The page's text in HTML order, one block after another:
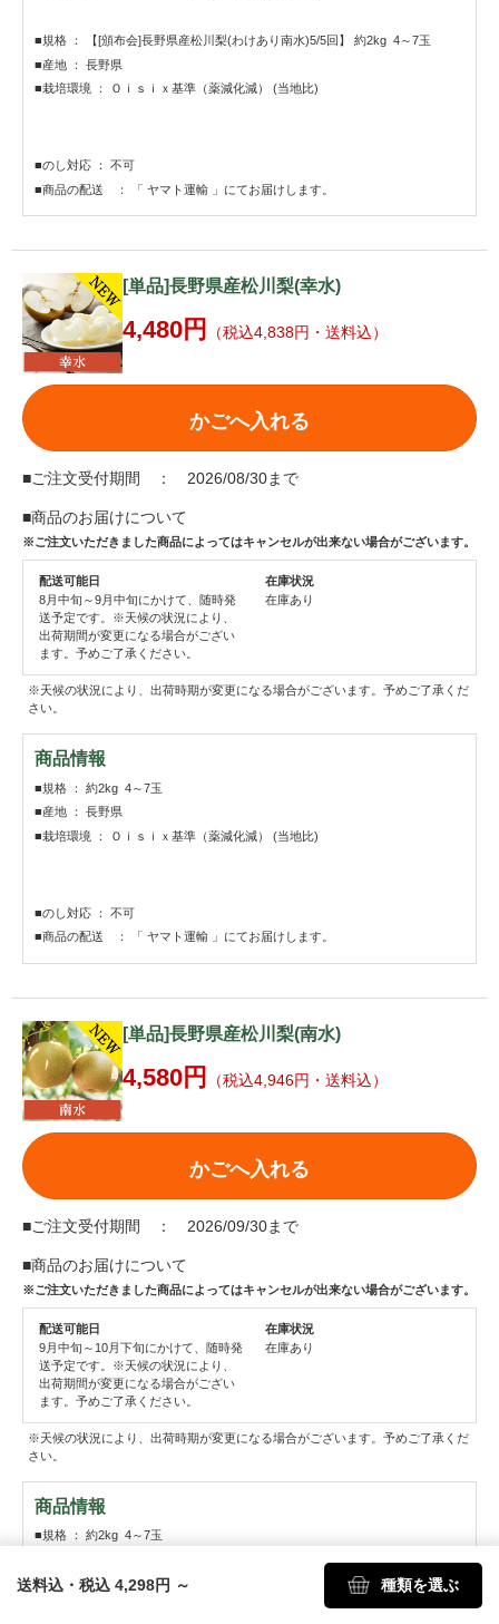
■規格 ： 【[頒布会]長野県産松川梨(わけあり南水)5/5回】 約2kg 4～7玉
■産地 ： 長野県
■栽培環境 ： Ｏｉｓｉｘ基準（薬減化減） (当地比)
■のし対応 ： 不可
■商品の配送 ： 「 ヤマト運輸 」にてお届けします。
[単品]長野県産松川梨(幸水)
4,480円 （税込4,838円・送料込）
かごへ入れる
■ご注文受付期間 ： 2026/08/30まで
■商品のお届けについて
※ご注文いただきました商品によってはキャンセルが出来ない場合がございます。
配送可能日
在庫状況
8月中旬～9月中旬にかけて、随時発
送予定です。※天候の状況により、
出荷期間が変更になる場合がござい
ます。予めご了承ください。
在庫あり
※天候の状況により、出荷時期が変更になる場合がございます。予めご了承くだ
さい。
商品情報
■規格 ： 約2kg 4～7玉
■産地 ： 長野県
■栽培環境 ： Ｏｉｓｉｘ基準（薬減化減） (当地比)
■のし対応 ： 不可
■商品の配送 ： 「 ヤマト運輸 」にてお届けします。
[単品]長野県産松川梨(南水)
4,580円 （税込4,946円・送料込）
かごへ入れる
■ご注文受付期間 ： 2026/09/30まで
■商品のお届けについて
※ご注文いただきました商品によってはキャンセルが出来ない場合がございます。
配送可能日
在庫状況
9月中旬～10月下旬にかけて、随時発
送予定です。※天候の状況により、
出荷期間が変更になる場合がござい
ます。予めご了承ください。
在庫あり
※天候の状況により、出荷時期が変更になる場合がございます。予めご了承くだ
さい。
商品情報
■規格 ： 約2kg 4～7玉
■栽培環境 ： Ｏｉｓｉｘ基準（薬減化減） (当地比)
送料込・税込 4,298円 ～ 種類を選ぶ